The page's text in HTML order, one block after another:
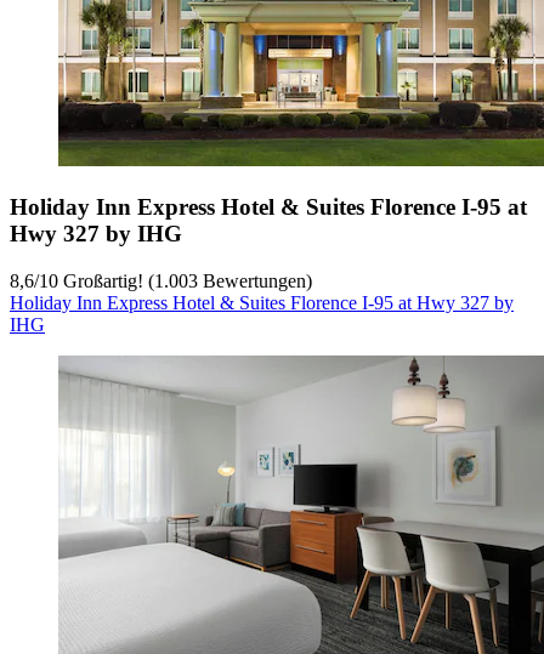
Holiday Inn Express Hotel & Suites Florence I-95 at
Hwy 327 by IHG
8,6/10 Großartig! (1.003 Bewertungen)
Holiday Inn Express Hotel & Suites Florence I-95 at Hwy 327 by
IHG